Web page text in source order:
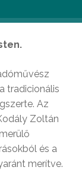
tradicionális
Az
Zoltán
és a
merítve.